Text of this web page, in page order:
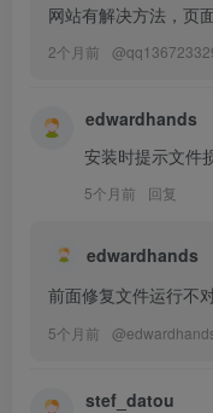
网站有解决方法，页面
2个月前 @
edwardhands
安装时提示文件
5个月前 回复
edwardhands
前面修复文件运行不
5个月前 @
stef_datou